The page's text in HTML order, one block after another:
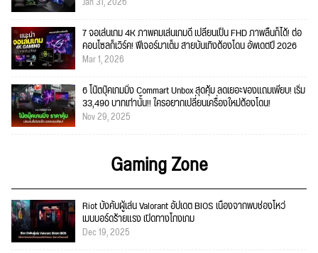
7 จอเล่นเกม 4K ภาพคมเล่นเกมดี เปลี่ยนเป็น FHD ภาพลื่นก็ได้! ต่อ
คอนโซลก็เวิร์ค! ฟีเจอร์มาเต็ม สายบันเทิงต้องโดน อัพเดตปี 2026
Mar 1, 2026
6 โน๊ตบุ๊คเกมมิ่ง Commart Unbox สุดคุ้ม ลดเยอะของแถมเพียบ! เริ่ม
33,490 บาทเท่านั้น!! ใครอยากเปลี่ยนเครื่องใหม่ต้องโดน!
Nov 29, 2025
Gaming Zone
Riot บังคับผู้เล่น Valorant อัปเดต BIOS เนื่องจากพบช่องโหว่
เมนบอร์ดร้ายแรง เปิดทางโกงเกม
Dec 19, 2025